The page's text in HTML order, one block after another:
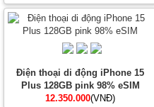
Điện thoại di động iPhone 15
Plus 128GB pink 98% eSIM
12.350.000(VNĐ)